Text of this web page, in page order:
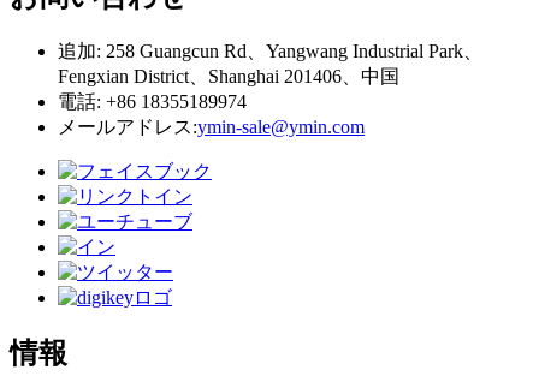
追加: 258 Guangcun Rd、Yangwang Industrial Park、
Fengxian District、Shanghai 201406、中国
電話: +86 18355189974
メールアドレス:ymin-sale@ymin.com
情報